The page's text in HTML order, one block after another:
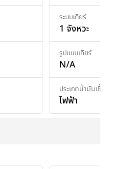
ระบบเกียร์
1 จังหวะ
รูปแบบเกียร์
N/A
ประเภทน้ำมันเชื้อเพ
ไฟฟ้า